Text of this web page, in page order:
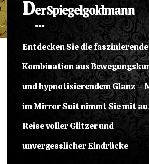
Der Spiegelgoldmann
Entdecken Sie die faszinierende
Kombination aus
und hypnotisierendem Glanz –
im Mirror Suit nimmt Sie mit
Reise voller Glitzer und
unvergesslicher Eindrücke